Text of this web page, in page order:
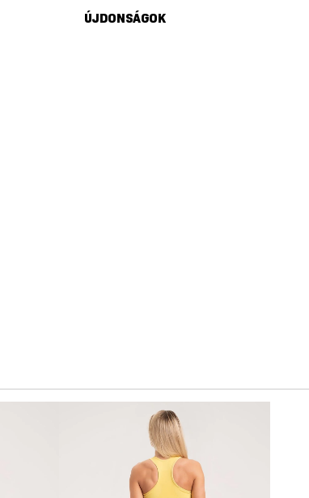
ÚJDONSÁGOK